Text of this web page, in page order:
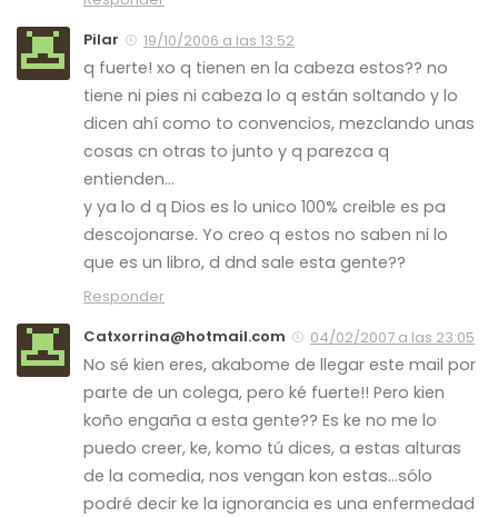
Pilar
19/10/2006 a las 13:52
q fuerte! xo q tienen en la cabeza estos?? no
tiene ni pies ni cabeza lo q están soltando y lo
dicen ahí como to convencios, mezclando unas
cosas cn otras to junto y q parezca q
entienden…
y ya lo d q Dios es lo unico 100% creible es pa
descojonarse. Yo creo q estos no saben ni lo
que es un libro, d dnd sale esta gente??
Responder
Catxorrina@hotmail.com
04/02/2007 a las 23:05
No sé kien eres, akabome de llegar este mail por
parte de un colega, pero ké fuerte!! Pero kien
koño engaña a esta gente?? Es ke no me lo
puedo creer, ke, komo tú dices, a estas alturas
de la comedia, nos vengan kon estas…sólo
podré decir ke la ignorancia es una enfermedad